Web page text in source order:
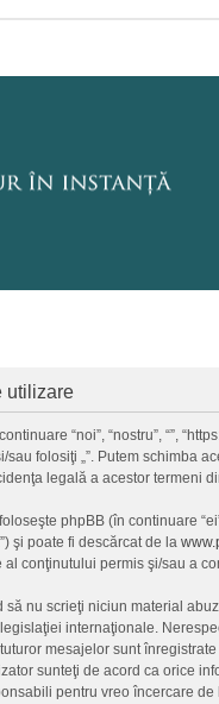
utilizare
“noi”, “nostru”, “”,
sau folosiţi „”. Putem schimba
legală a acestor termeni
phpBB (în continuare
şi poate fi descărcat de la
al conţinutului permis şi/sau a
să nu scrieţi niciun material
internaţionale.
mesajelor sunt
sunteţi de acord ca orice
pentru vreo încercare